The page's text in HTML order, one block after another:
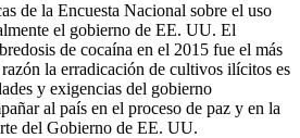
de la Encuesta Nacional sobre el uso
el gobierno de EE. UU. El
de cocaína en el 2015 fue el más
la erradicación de cultivos ilícitos es
y exigencias del gobierno
al país en el proceso de paz y en la
del Gobierno de EE. UU.